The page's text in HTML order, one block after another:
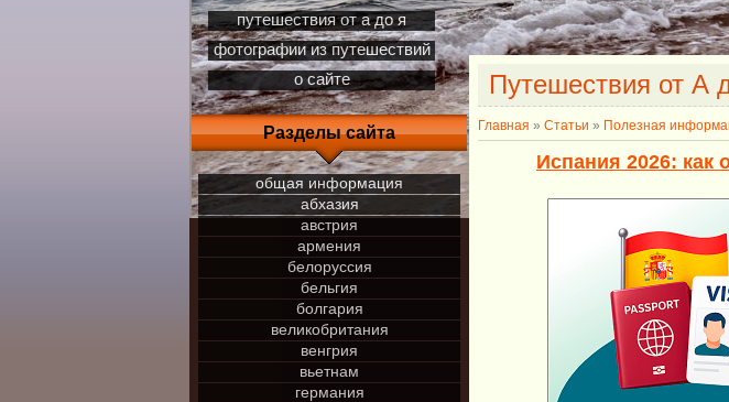
путешествия от а до я
фотографии из путешествий
о сайте
Разделы сайта
общая информация
абхазия
австрия
армения
белоруссия
бельгия
болгария
великобритания
венгрия
вьетнам
германия
Путешествия от А
Главная » Статьи » Полезная
Испания 2026: как